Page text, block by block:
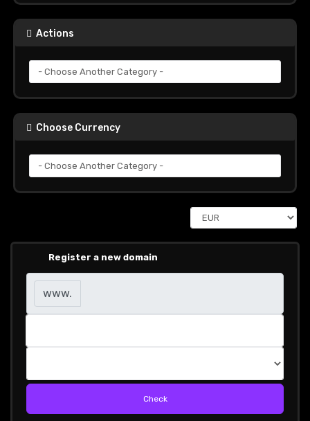
Actions
Choose Currency
Register a new domain
www.
Check